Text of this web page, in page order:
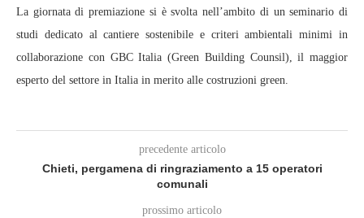
La giornata di premiazione si è svolta nell’ambito di un seminario di
studi dedicato al cantiere sostenibile e criteri ambientali minimi in
collaborazione con GBC Italia (Green Building Counsil), il maggior
esperto del settore in Italia in merito alle costruzioni green.
precedente articolo
Chieti, pergamena di ringraziamento a 15 operatori
comunali
prossimo articolo